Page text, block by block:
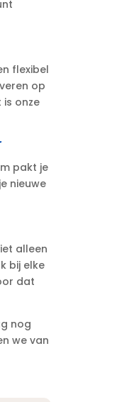
flexibel
op
is onze
pakt je
nieuwe
alleen
bij elke
dat
nog
we van